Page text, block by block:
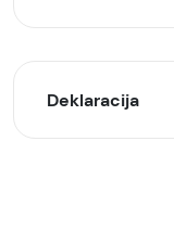
Deklaracija